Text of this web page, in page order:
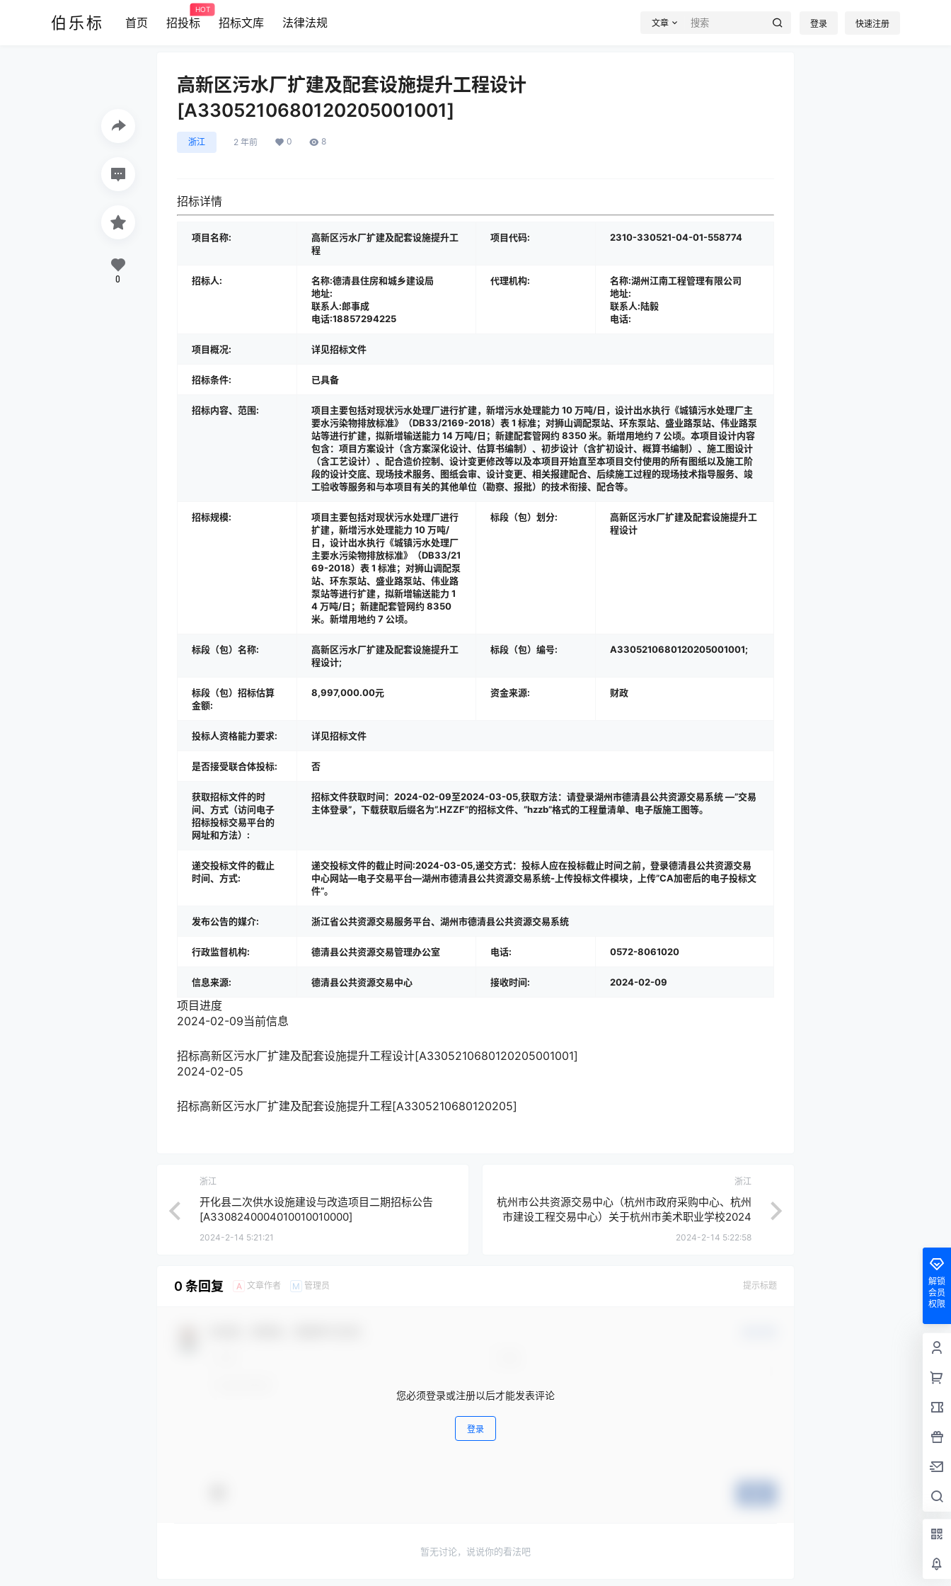
伯乐标 首页 招投标
HOT
招标文库 法律法规 文章 登录 快速注册
高新区污水厂扩建及配套设施提升工程设计
[A3305210680120205001001]
浙江 2 年前 0 8
招标详情
项目名称:
高新区污水厂扩建及配套设施提升工
程
项目代码: 2310-330521-04-01-558774
招标人:
名称:德清县住房和城乡建设局
地址:
联系人:郎事成
电话:18857294225
代理机构:
名称:湖州江南工程管理有限公司
地址:
联系人:陆毅
电话:
项目概况: 详见招标文件
招标条件: 已具备
招标内容、范围:
项目主要包括对现状污水处理厂进行扩建，新增污水处理能力 10 万吨/日，设计出水执行《城镇污水处理厂主
要水污染物排放标准》（DB33/2169-2018）表 1 标准；对狮山调配泵站、环东泵站、盛业路泵站、伟业路泵
站等进行扩建，拟新增输送能力 14 万吨/日；新建配套管网约 8350 米。新增用地约 7 公顷。本项目设计内容
包含：项目方案设计（含方案深化设计、估算书编制）、初步设计（含扩初设计、概算书编制）、施工图设计
（含工艺设计）、配合造价控制、设计变更修改等以及本项目开始直至本项目交付使用的所有图纸以及施工阶
段的设计交底、现场技术服务、图纸会审、设计变更、相关报建配合、后续施工过程的现场技术指导服务、竣
工验收等服务和与本项目有关的其他单位（勘察、报批）的技术衔接、配合等。
招标规模:
项目主要包括对现状污水处理厂进行
扩建，新增污水处理能力 10 万吨/
日，设计出水执行《城镇污水处理厂
主要水污染物排放标准》（DB33/21
69-2018）表 1 标准；对狮山调配泵
站、环东泵站、盛业路泵站、伟业路
泵站等进行扩建，拟新增输送能力 1
4 万吨/日；新建配套管网约 8350
米。新增用地约 7 公顷。
标段（包）划分:
高新区污水厂扩建及配套设施提升工
程设计
标段（包）名称:
高新区污水厂扩建及配套设施提升工
程设计;
标段（包）编号: A3305210680120205001001;
标段（包）招标估算
金额:
8,997,000.00元 资金来源: 财政
投标人资格能力要求: 详见招标文件
是否接受联合体投标: 否
获取招标文件的时
间、方式（访问电子
招标投标交易平台的
网址和方法）:
招标文件获取时间：2024-02-09至2024-03-05,获取方法：请登录湖州市德清县公共资源交易系统 —”交易
主体登录”，下载获取后缀名为”.HZZF”的招标文件、”hzzb”格式的工程量清单、电子版施工图等。
递交投标文件的截止
时间、方式:
递交投标文件的截止时间:2024-03-05,递交方式：投标人应在投标截止时间之前，登录德清县公共资源交易
中心网站—电子交易平台—湖州市德清县公共资源交易系统-上传投标文件模块，上传”CA加密后的电子投标文
件”。
发布公告的媒介: 浙江省公共资源交易服务平台、湖州市德清县公共资源交易系统
行政监督机构: 德清县公共资源交易管理办公室 电话: 0572-8061020
信息来源: 德清县公共资源交易中心 接收时间: 2024-02-09
项目进度
2024-02-09当前信息
招标高新区污水厂扩建及配套设施提升工程设计[A3305210680120205001001]
2024-02-05
招标高新区污水厂扩建及配套设施提升工程[A3305210680120205]
0
浙江
开化县二次供水设施建设与改造项目二期招标公告
[A3308240004010010010000]
2024-2-14 5:21:21
浙江
杭州市公共资源交易中心（杭州市政府采购中心、杭州
市建设工程交易中心）关于杭州市美术职业学校2024
年物业管理服务项目的公开招标公告
2024-2-14 5:22:58
0 条回复 A 文章作者 M 管理员 提示标题
您必须登录或注册以后才能发表评论
登录
暂无讨论，说说你的看法吧
解锁
会员
权限